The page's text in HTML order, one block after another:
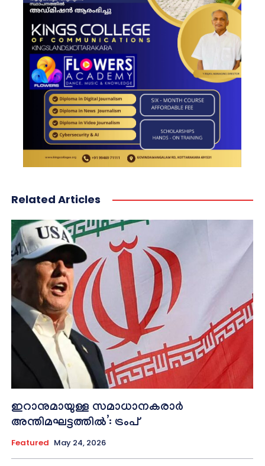
Related Articles
ഇറാനുമായുള്ള സമാധാനകരാർ
അന്തിമഘട്ടത്തിൽ‌’: ട്രംപ്
Featured May 24, 2026